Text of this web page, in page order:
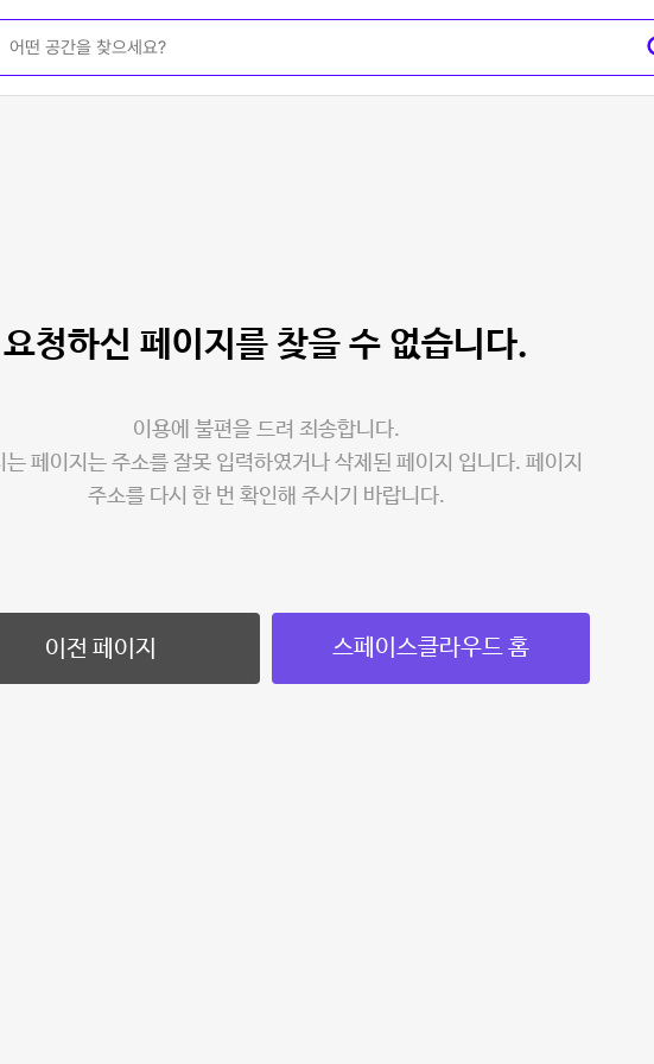
요청하신 페이지를 찾을 수 없습니다.
이용에 불편을 드려 죄송합니다.
는 페이지는 주소를 잘못 입력하였거나 삭제된 페이지 입니다. 페이지
주소를 다시 한 번 확인해 주시기 바랍니다.
이전 페이지 스페이스클라우드 홈